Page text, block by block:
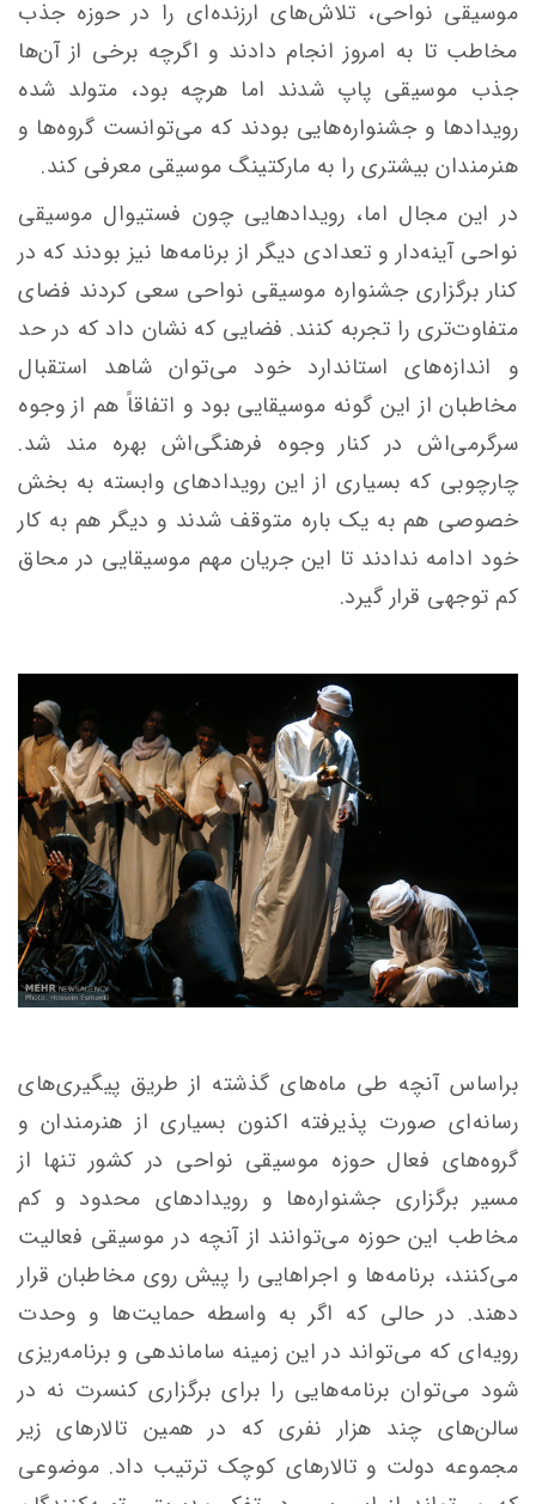
موسیقی نواحی، تلاش‌های ارزنده‌ای را در حوزه جذب
مخاطب تا به امروز انجام دادند و اگرچه برخی از آن‌ها
جذب موسیقی پاپ شدند اما هرچه بود، متولد شده
رویدادها و جشنواره‌هایی بودند که می‌توانست گروه‌ها و
هنرمندان بیشتری را به مارکتینگ موسیقی معرفی کند.
در این مجال اما، رویدادهایی چون فستیوال موسیقی
نواحی آینه‌دار و تعدادی دیگر از برنامه‌ها نیز بودند که در
کنار برگزاری جشنواره موسیقی نواحی سعی کردند فضای
متفاوت‌تری را تجربه کنند. فضایی که نشان داد که در حد
و اندازه‌های استاندارد خود می‌توان شاهد استقبال
مخاطبان از این گونه موسیقایی بود و اتفاقاً هم از وجوه
سرگرمی‌اش در کنار وجوه فرهنگی‌اش بهره مند شد.
چارچوبی که بسیاری از این رویدادهای وابسته به بخش
خصوصی هم به یک باره متوقف شدند و دیگر هم به کار
خود ادامه ندادند تا این جریان مهم موسیقایی در محاق
کم توجهی قرار گیرد.
براساس آنچه طی ماه‌های گذشته از طریق پیگیری‌های
رسانه‌ای صورت پذیرفته اکنون بسیاری از هنرمندان و
گروه‌های فعال حوزه موسیقی نواحی در کشور تنها از
مسیر برگزاری جشنواره‌ها و رویدادهای محدود و کم
مخاطب این حوزه می‌توانند از آنچه در موسیقی فعالیت
می‌کنند، برنامه‌ها و اجراهایی را پیش روی مخاطبان قرار
دهند. در حالی که اگر به واسطه حمایت‌ها و وحدت
رویه‌ای که می‌تواند در این زمینه ساماندهی و برنامه‌ریزی
شود می‌توان برنامه‌هایی را برای برگزاری کنسرت نه در
سالن‌های چند هزار نفری که در همین تالارهای زیر
مجموعه دولت و تالارهای کوچک ترتیب داد. موضوعی